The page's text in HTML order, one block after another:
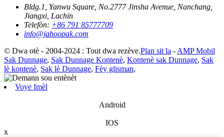
Bldg.1, Yanwu Square, No.2777 Jinsha Avenue, Nanchang,
Jiangxi, Lachin
Telefòn: +86 791 85777709
info@jahoopak.com
© Dwa otè - 2004-2024 : Tout dwa rezève.Plan sit la - AMP Mobil
Sak Dunnage, Sak Dunnage Kontenè, Kontenè sak Dunnage, Sak
lè kontenè, Sak lè Dunnage, Fèy glisman,
Voye Imèl
Android
IOS
x